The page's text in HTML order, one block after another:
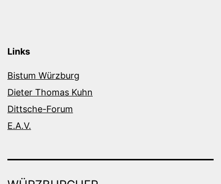
Links
Bistum Würzburg
Dieter Thomas Kuhn
Dittsche-Forum
E.A.V.